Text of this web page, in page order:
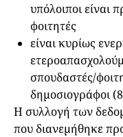
υπόλοιποι είναι
φοιτητές
είναι κυρίως
σπουδαστές/
δημοσιογράφοι
Η συλλογή των
που διανεμήθηκε